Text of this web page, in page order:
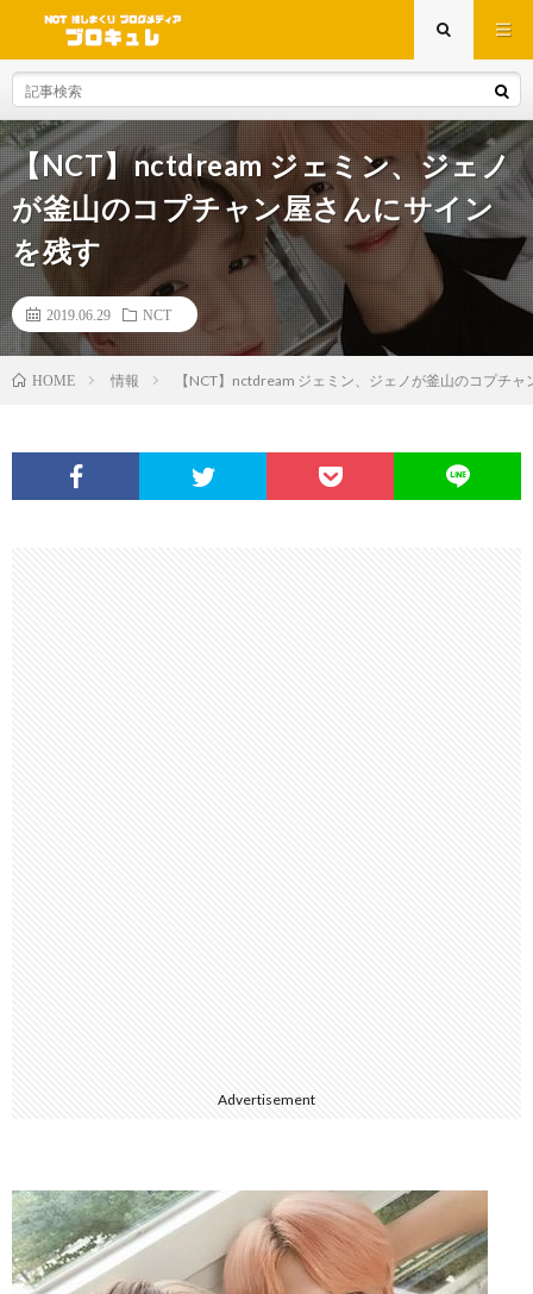
【NCT】nctdream ジェミン、ジェノ
が釜山のコプチャン屋さんにサイン
を残す
2019.06.29 NCT
HOME 情報 【NCT】nctdream ジェミン、ジェノが釜山のコプチ
Advertisement